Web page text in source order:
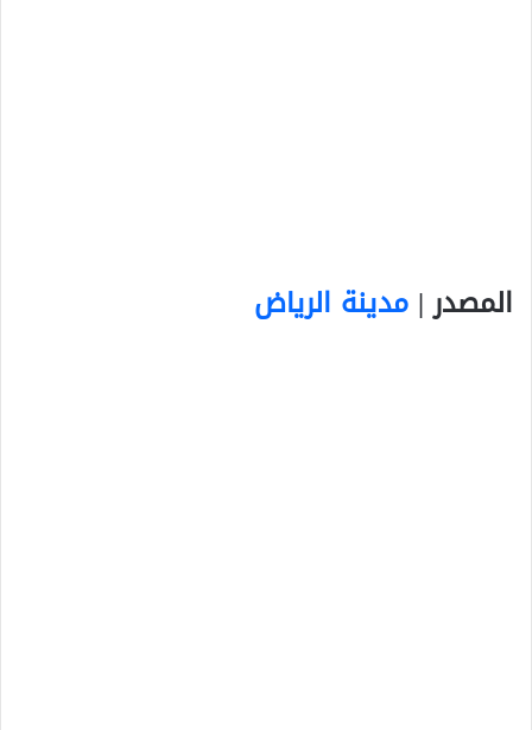
المصدر | مدينة الرياض